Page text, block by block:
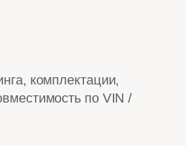
комплектации,
по VIN /